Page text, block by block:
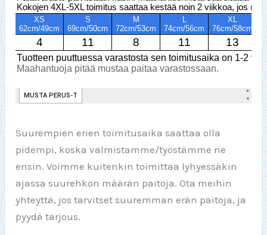
Suurempien erien toimitusaika saattaa olla
pidempi, koska valmistamme/työstämme ne
ensin. Voimme kuitenkin toimittaa lyhyessäkin
ajassa suurehkon määrän paitoja. Ota meihin
yhteyttä, jos tarvitset suuremman erän paitoja, ja
pyydä tarjous.